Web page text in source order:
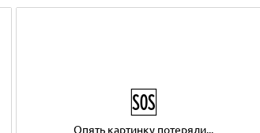
🆘
Опять картинку потеряли...